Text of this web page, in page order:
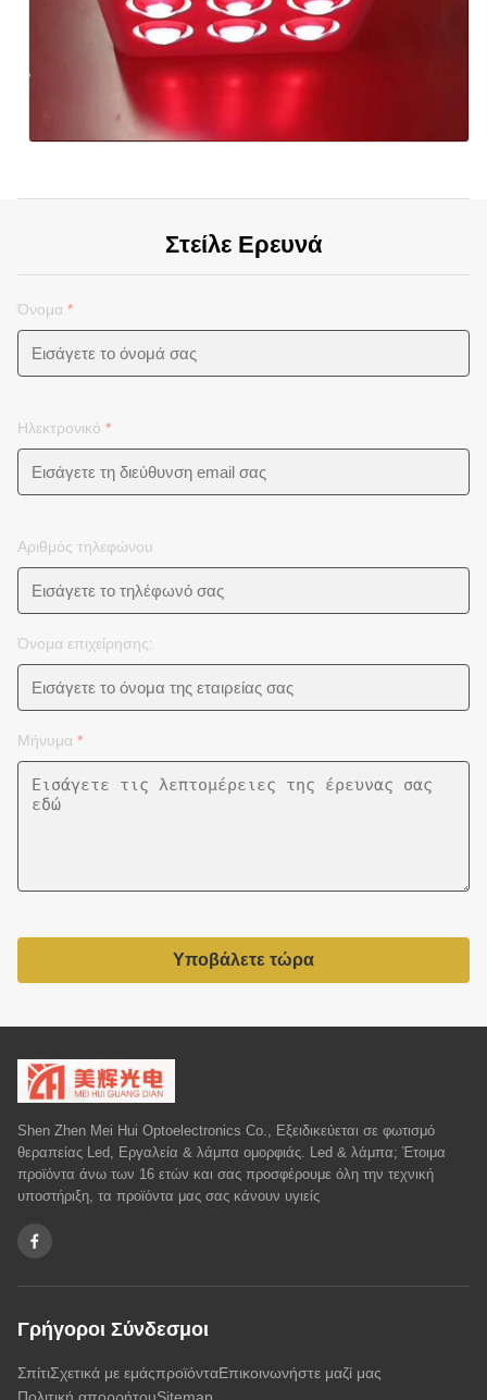
Στείλε Ερευνά
Όνομα *
Ηλεκτρονικό *
Αριθμός τηλεφώνου
Όνομα επιχείρησης:
Μήνυμα *
Υποβάλετε τώρα
Shen Zhen Mei Hui Optoelectronics Co., Εξειδικεύεται σε φωτισμό
θεραπείας Led, Εργαλεία & λάμπα ομορφιάς. Led & λάμπα; Έτοιμα
προϊόντα άνω των 16 ετών και σας προσφέρουμε όλη την τεχνική
υποστήριξη, τα προϊόντα μας σας κάνουν υγιείς
Γρήγοροι Σύνδεσμοι
ΣπίτιΣχετικά με εμάςπροϊόνταΕπικοινωνήστε μαζί μας